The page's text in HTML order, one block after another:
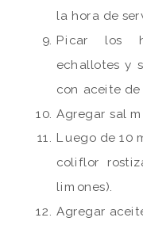
la hora de
Picar los
echallotes y
con aceite de
Agregar sal
Luego de 10
coliflor
limones).
Agregar